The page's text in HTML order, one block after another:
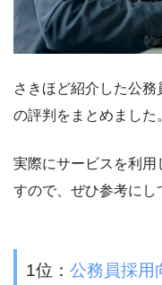
さきほど紹介した公
の評判をまとめました
実際にサービスを利用
すので、ぜひ参考にし
1位： 公務員採用